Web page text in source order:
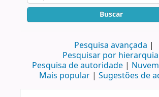
Buscar
Pesquisa avançada
Pesquisar por hierarquia
Pesquisa de autoridade
Mais popular
Sugestões de